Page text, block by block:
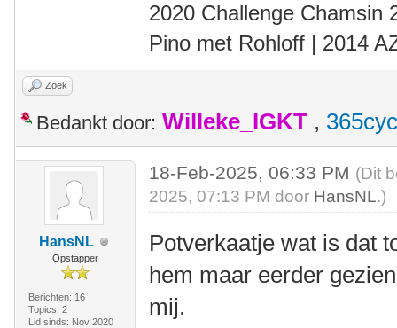
2020 Challenge Chamsin
Pino met Rohloff | 2014
Zoek
Bedankt door: Willeke_IGKT ,
HansNL
Opstapper
Berichten: 16
Topics: 2
Lid sinds: Nov 2020
18-Feb-2025, 06:33 PM (Dit
2025, 07:13 PM door HansNL.)
Potverkaatje wat is dat
hem maar eerder
mij.